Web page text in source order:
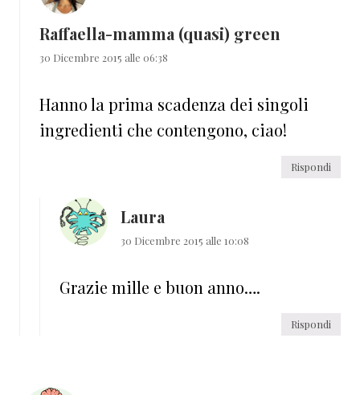
Raffaella-mamma (quasi) green
30 Dicembre 2015 alle 06:38
Hanno la prima scadenza dei singoli
ingredienti che contengono, ciao!
Rispondi
Laura
30 Dicembre 2015 alle 10:08
Grazie mille e buon anno….
Rispondi